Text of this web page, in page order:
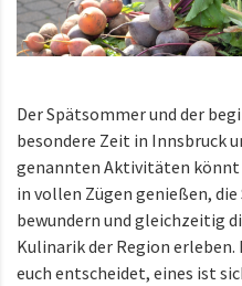
Der Spätsommer und der
besondere Zeit in Innsbruck
genannten Aktivitäten
in vollen Zügen genießen,
bewundern und gleichzeitig
Kulinarik der Region
euch entscheidet, eines ist